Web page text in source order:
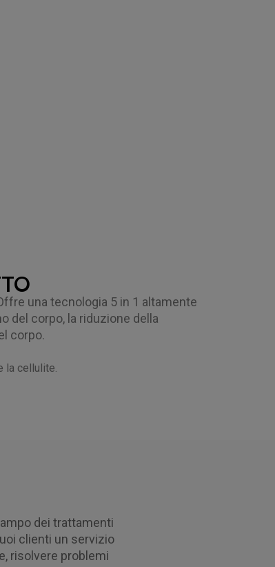
una tecnologia 5 in 1 altamente
del corpo, la riduzione della
corpo.
la cellulite.
dei trattamenti
clienti un servizio
risolvere problemi